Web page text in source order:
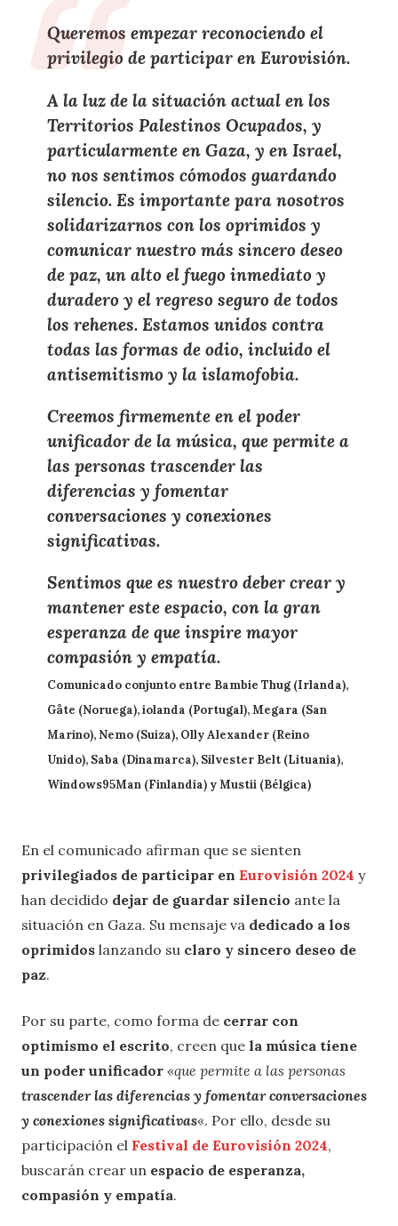
Queremos empezar reconociendo el
privilegio de participar en Eurovisión.
A la luz de la situación actual en los
Territorios Palestinos Ocupados, y
particularmente en Gaza, y en Israel,
no nos sentimos cómodos guardando
silencio. Es importante para nosotros
solidarizarnos con los oprimidos y
comunicar nuestro más sincero deseo
de paz, un alto el fuego inmediato y
duraderoy el regreso seguro de todos
los rehenes. Estamos unidos contra
todas las formas de odio, incluido el
antisemitismo y la islamofobia.
Creemos firmemente en elpoder
unificador de la música, que permite a
las personas trascender las
diferencias y fomentar
conversaciones y conexiones
significativas.
Sentimos que es nuestro deber crear y
mantener este espacio, con la gran
esperanza de que inspire mayor
compasión y empatía.
Comunicado conjunto entre Bambie Thug (Irlanda),
Gåte (Noruega), iolanda (Portugal), Megara (San
Marino), Nemo (Suiza), Olly Alexander (Reino
Unido), Saba (Dinamarca), Silvester Belt (Lituania),
Windows95Man (Finlandia) y Mustii (Bélgica)
En el comunicado afirman que se sienten
privilegiados de participar en Eurovisión 2024 y
han decidido dejar de guardar silencio ante la
situación en Gaza. Su mensaje va dedicado a los
oprimidos lanzando su claro y sincero deseo de
paz.
Por su parte, como forma de cerrar con
optimismo el escrito, creen que la música tiene
un poder unificador «que permite a las personas
trascender las diferencias y fomentar conversaciones
y conexiones significativas«. Por ello, desde su
participación el Festival de Eurovisión 2024,
buscarán crear un espacio de esperanza,
compasión y empatía.